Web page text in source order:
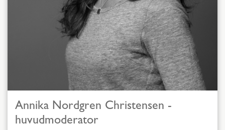
Annika Nordgren Christensen -
huvudmoderator